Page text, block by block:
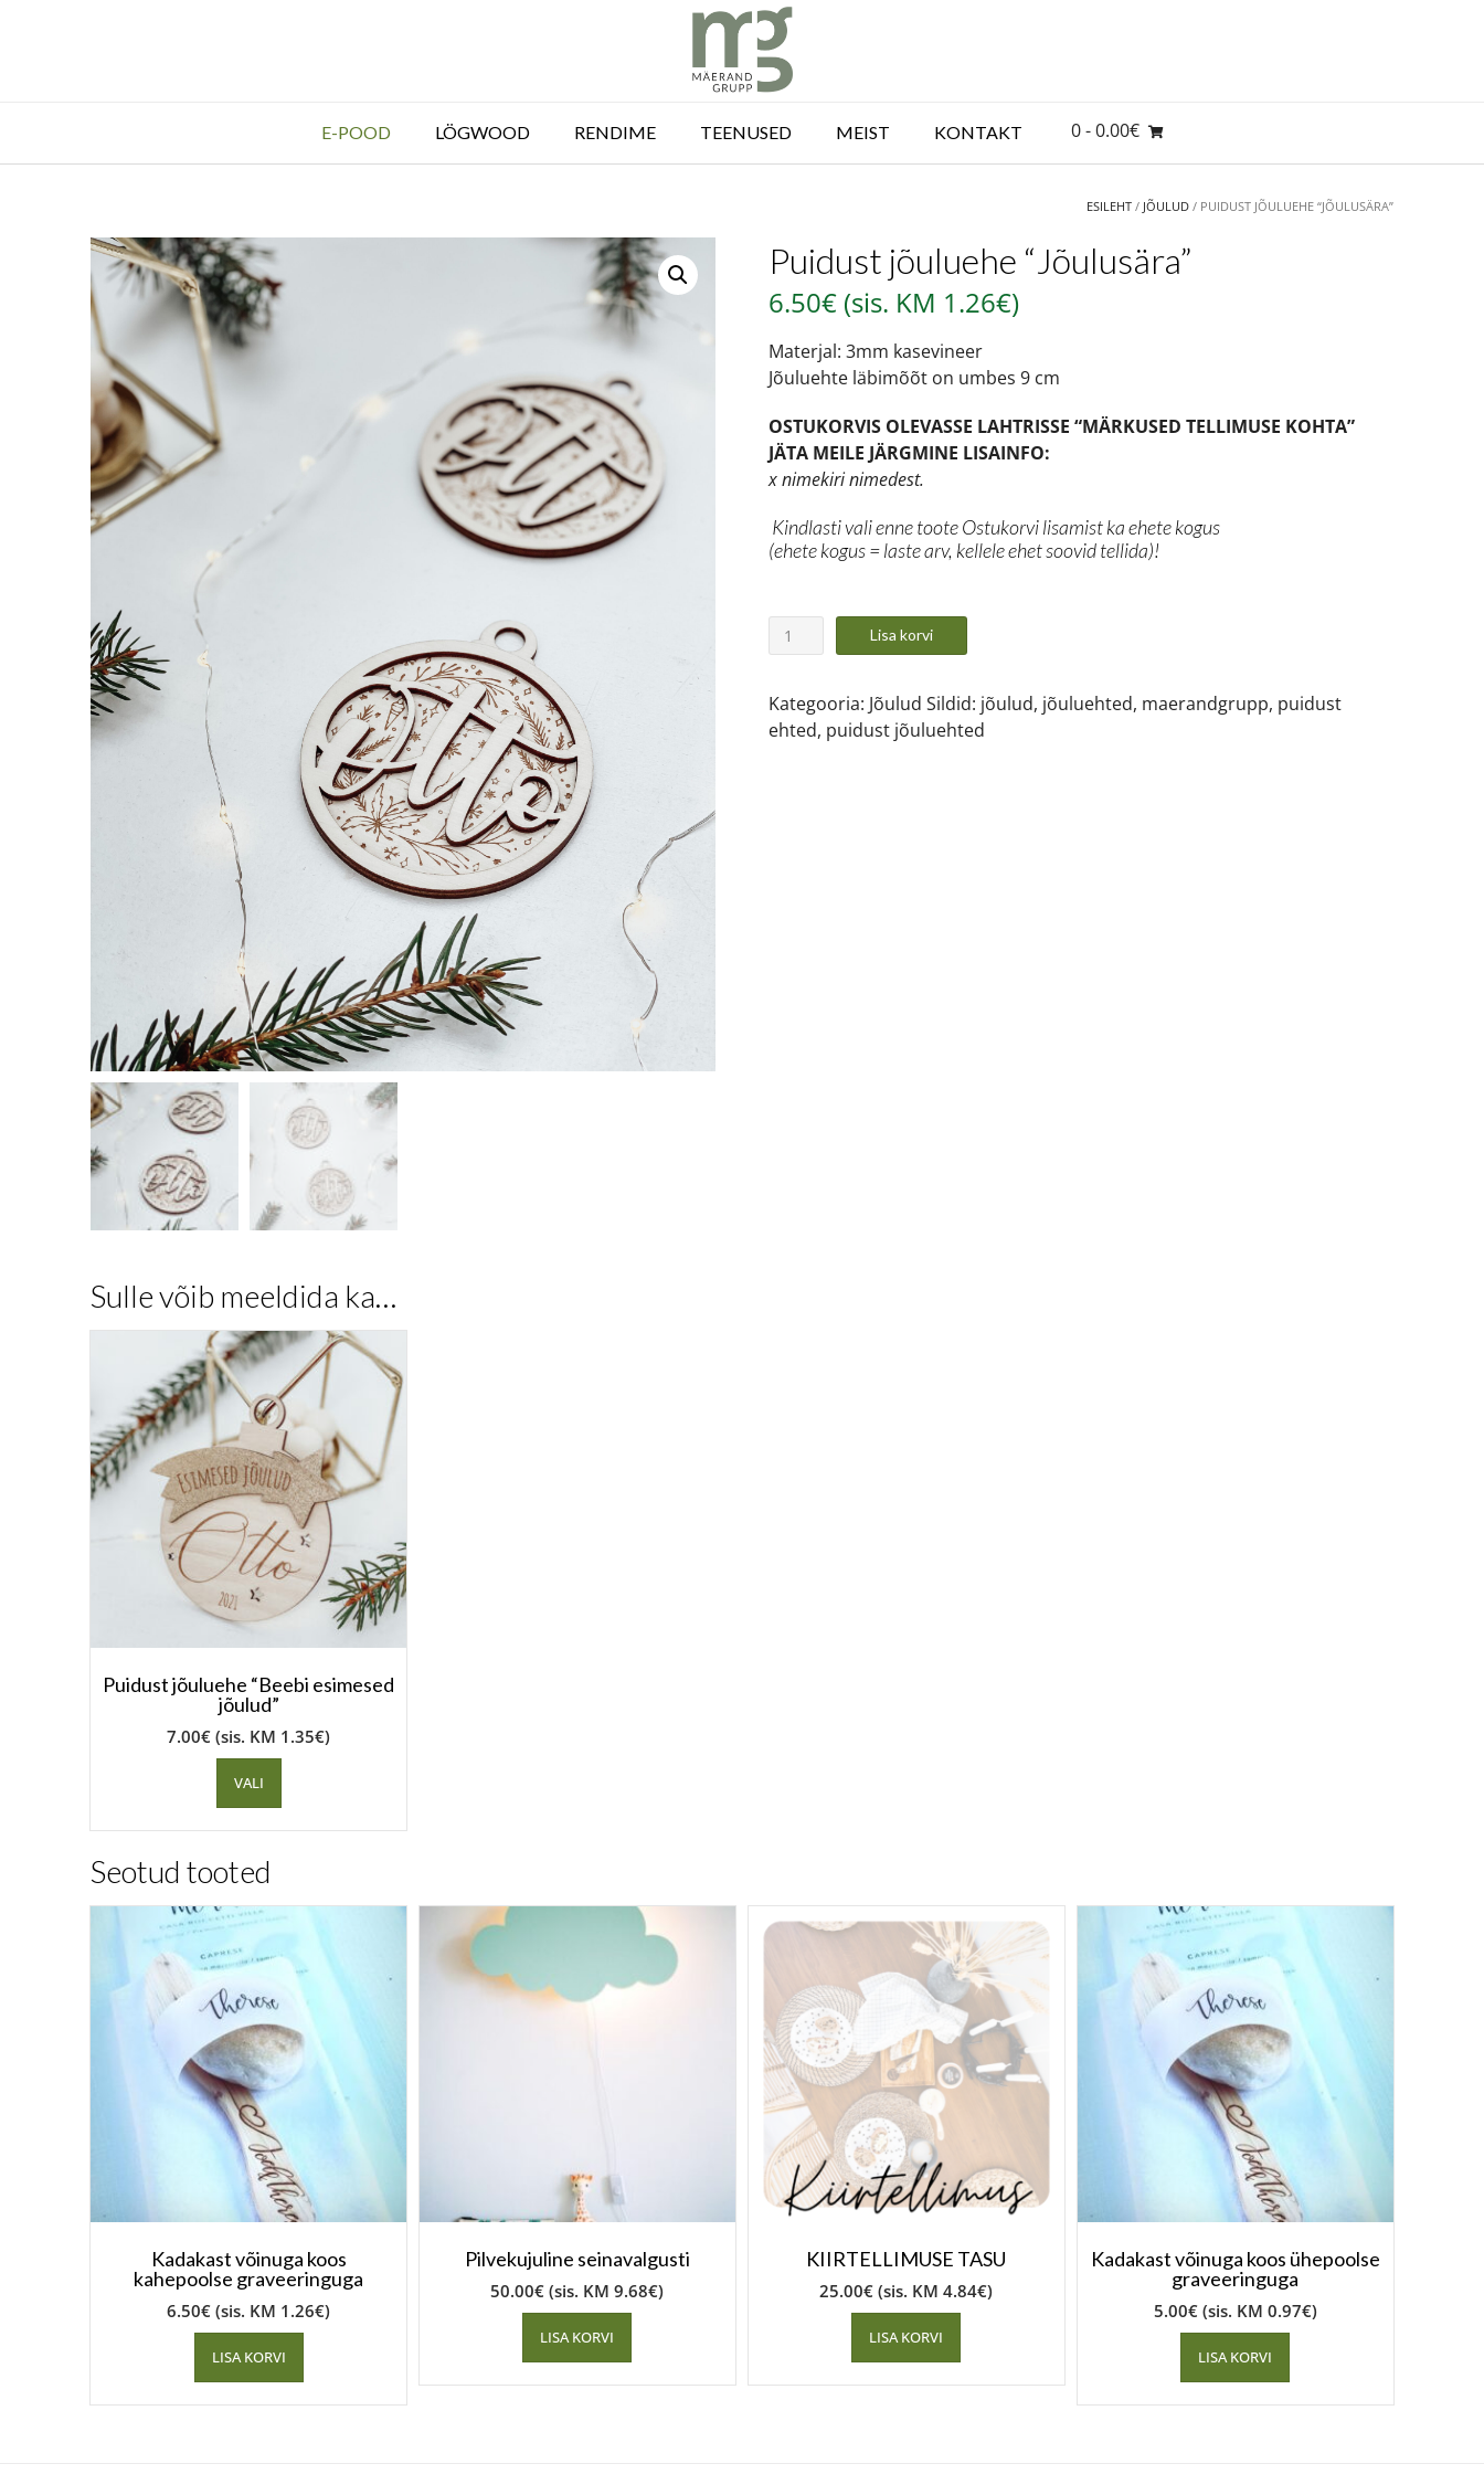
E-POOD LÖGWOOD RENDIME TEENUSED MEIST KONTAKT 0- 0.00€
ESILEHT / JÕULUD / PUIDUST JÕULUEHE “JÕULUSÄRA”
Puidust jõuluehe “Jõulusära”
6.50€ (sis. KM 1.26€)
Materjal: 3mm kasevineer
Jõuluehte läbimõõt on umbes 9 cm
OSTUKORVIS OLEVASSE LAHTRISSE “MÄRKUSED TELLIMUSE KOHTA”
JÄTA MEILE JÄRGMINE LISAINFO:
x nimekiri nimedest.
Kindlasti vali enne toote Ostukorvi lisamist ka ehete kogus
(ehete kogus = laste arv, kellele ehet soovid tellida)!
Lisa korvi
Kategooria: Jõulud Sildid: jõulud, jõuluehted, maerandgrupp, puidust
ehted, puidust jõuluehted
Sulle võib meeldida ka…
Puidust jõuluehe “Beebi esimesed
jõulud”
7.00€ (sis. KM 1.35€)
VALI
Seotud tooted
Kadakast võinuga koos
kahepoolse graveeringuga
6.50€ (sis. KM 1.26€)
LISA KORVI
Pilvekujuline seinavalgusti
50.00€ (sis. KM9.68€)
LISA KORVI
KIIRTELLIMUSE TASU
25.00€ (sis. KM4.84€)
LISA KORVI
Kadakast võinuga koos ühepoolse
graveeringuga
5.00€ (sis. KM 0.97€)
LISA KORVI